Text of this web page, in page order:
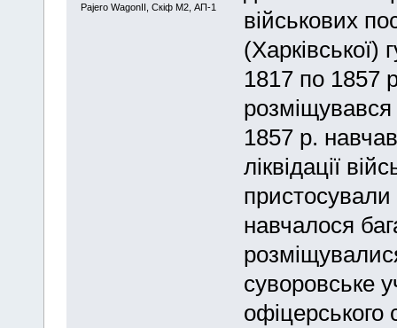
Pajero WagonII, Скіф М2, АП-1
військових
(Харківської)
1817 по 1857
розміщувався
1857 р.
ліквідації
навчалося
суворовське
офіцерського